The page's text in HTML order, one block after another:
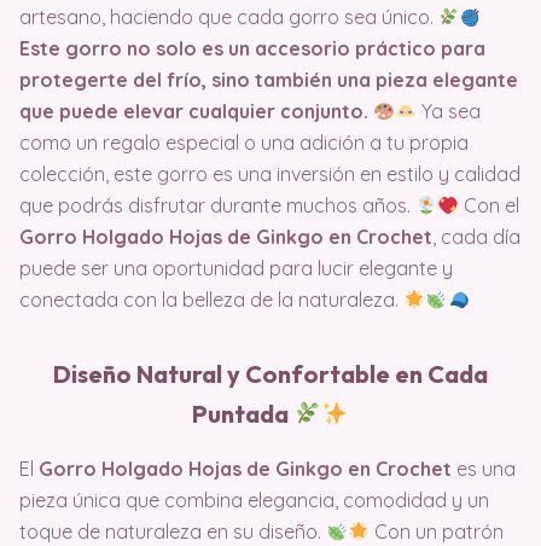
artesano, haciendo que cada gorro sea único.
Este gorro no solo es un accesorio práctico para
protegerte del frío, sino también una pieza elegante
que puede elevar cualquier conjunto.
Ya sea
como un regalo especial o una adición a tu propia
colección, este gorro es una inversión en estilo y calidad
que podrás disfrutar durante muchos años.
Con el
Gorro Holgado Hojas de Ginkgo en Crochet, cada día
puede ser una oportunidad para lucir elegante y
conectada con la belleza de la naturaleza.
Diseño Natural y Confortable en Cada
Puntada
El Gorro Holgado Hojas de Ginkgo en Crochet es una
pieza única que combina elegancia, comodidad y un
toque de naturaleza en su diseño.
Con un patrón